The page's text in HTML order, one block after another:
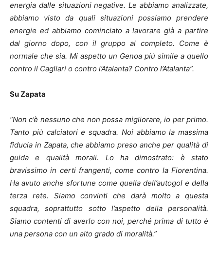
energia dalle situazioni negative. Le abbiamo analizzate,
abbiamo visto da quali situazioni possiamo prendere
energie ed abbiamo cominciato a lavorare già a partire
dal giorno dopo, con il gruppo al completo. Come è
normale che sia. Mi aspetto un Genoa più simile a quello
contro il Cagliari o contro l’Atalanta? Contro l’Atalanta”.
Su Zapata
“Non c’è nessuno che non possa migliorare, io per primo.
Tanto più calciatori e squadra. Noi abbiamo la massima
fiducia in Zapata, che abbiamo preso anche per qualità di
guida e qualità morali. Lo ha dimostrato: è stato
bravissimo in certi frangenti, come contro la Fiorentina.
Ha avuto anche sfortune come quella dell’autogol e della
terza rete. Siamo convinti che darà molto a questa
squadra, soprattutto sotto l’aspetto della personalità.
Siamo contenti di averlo con noi, perché prima di tutto è
una persona con un alto grado di moralità.”